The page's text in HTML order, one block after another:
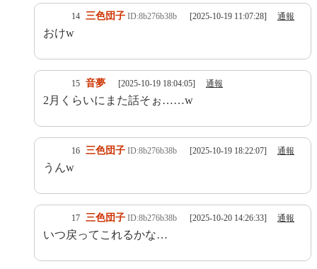
14 三色団子 ID:8b276b38b [2025-10-19 11:07:28] 通報
おけw
15 音夢 [2025-10-19 18:04:05] 通報
2月くらいにまた話そぉ……w
16 三色団子 ID:8b276b38b [2025-10-19 18:22:07] 通報
うんw
17 三色団子 ID:8b276b38b [2025-10-20 14:26:33] 通報
いつ戻ってこれるかな…